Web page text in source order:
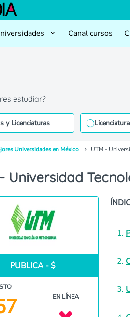
Canal cursos
estudiar?
y Licenciaturas
Universidades en México UTM -
Universidad
PUBLICA - $
EN LÍNEA